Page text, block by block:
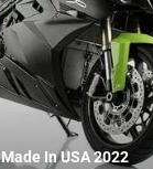
In USA 2022